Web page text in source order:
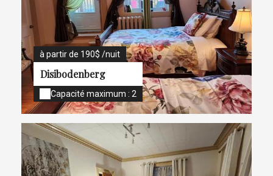
à partir de 190$ /nuit
Disibodenberg
Capacité maximum : 2